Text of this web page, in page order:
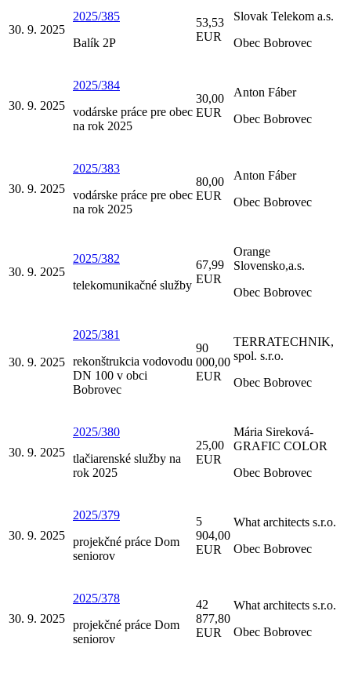
30. 9. 2025
2025/385
Balík 2P
53,53
EUR
Slovak Telekom a.s.
Obec Bobrovec
30. 9. 2025
2025/384
vodárske práce pre obec
na rok 2025
30,00
EUR
Anton Fáber
Obec Bobrovec
30. 9. 2025
2025/383
vodárske práce pre obec
na rok 2025
80,00
EUR
Anton Fáber
Obec Bobrovec
30. 9. 2025
2025/382
telekomunikačné služby
67,99
EUR
Orange
Slovensko,a.s.
Obec Bobrovec
30. 9. 2025
2025/381
rekonštrukcia vodovodu
DN 100 v obci
Bobrovec
90
000,00
EUR
TERRATECHNIK,
spol. s.r.o.
Obec Bobrovec
30. 9. 2025
2025/380
tlačiarenské služby na
rok 2025
25,00
EUR
Mária Sireková-
GRAFIC COLOR
Obec Bobrovec
30. 9. 2025
2025/379
projekčné práce Dom
seniorov
5
904,00
EUR
What architects s.r.o.
Obec Bobrovec
30. 9. 2025
2025/378
projekčné práce Dom
seniorov
42
877,80
EUR
What architects s.r.o.
Obec Bobrovec